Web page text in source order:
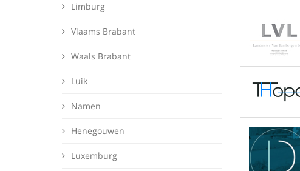
Limburg
Vlaams Brabant
Waals Brabant
Luik
Namen
Henegouwen
Luxemburg